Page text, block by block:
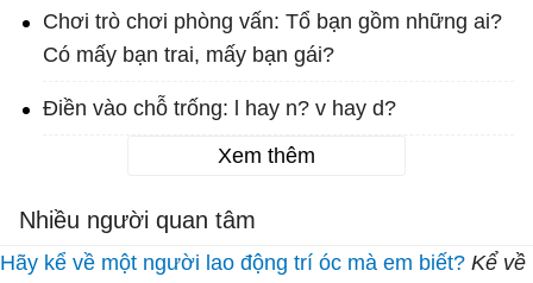
Chơi trò chơi phòng vấn: Tổ bạn gồm những ai?
Có mấy bạn trai, mấy bạn gái?
Điền vào chỗ trống: l hay n? v hay d?
Xem thêm
Nhiều người quan tâm
Hãy kể về một người lao động trí óc mà em biết? Kể về